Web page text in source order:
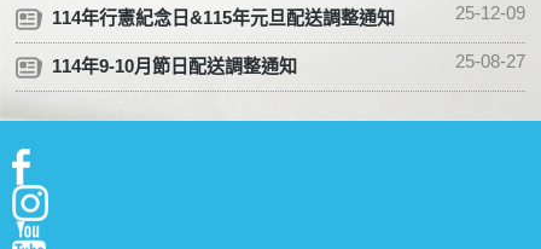
114年行憲紀念日&115年元旦配送調整通知 25-12-09
114年9-10月節日配送調整通知 25-08-27